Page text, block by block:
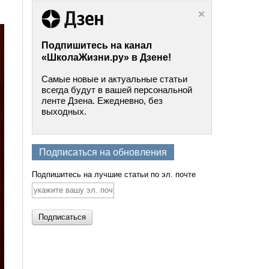
Подпишитесь на канал
«ШколаЖизни.ру» в Дзене!
Самые новые и актуальные статьи
всегда будут в вашей персональной
ленте Дзена. Ежедневно, без
выходных.
Подписаться на обновления
Подпишитесь на лучшие статьи по эл. почте